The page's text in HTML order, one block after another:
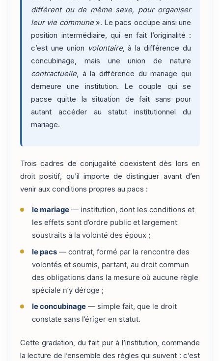
différent ou de même sexe, pour organiser
leur vie commune». Le pacs occupe ainsi une
position intermédiaire, qui en fait l’originalité :
c’est une union volontaire, à la différence du
concubinage, mais une union de nature
contractuelle, à la différence du mariage qui
demeure une institution. Le couple qui se
pacse quitte la situation de fait sans pour
autant accéder au statut institutionnel du
mariage.
Trois cadres de conjugalité coexistent dès lors en
droit positif, qu’il importe de distinguer avant d’en
venir aux conditions propres au pacs :
le mariage— institution, dont les conditions et
les effets sont d’ordre public et largement
soustraits à la volonté des époux ;
le pacs— contrat, formé par la rencontre des
volontés et soumis, partant, au droit commun
des obligations dans la mesure où aucune règle
spéciale n’y déroge ;
le concubinage— simple fait, que le droit
constate sans l’ériger en statut.
Cette gradation, du fait pur à l’institution, commande
la lecture de l’ensemble des règles qui suivent : c’est